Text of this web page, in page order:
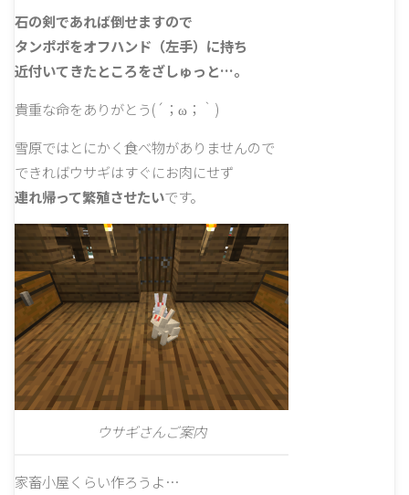
石の剣であれば倒せますので
タンポポをオフハンド（左手）に持ち
近付いてきたところをざしゅっと…。
貴重な命をありがとう(´；ω；｀)
雪原ではとにかく食べ物がありませんので
できればウサギはすぐにお肉にせず
連れ帰って繁殖させたいです。
ウサギさんご案内
家畜小屋くらい作ろうよ…